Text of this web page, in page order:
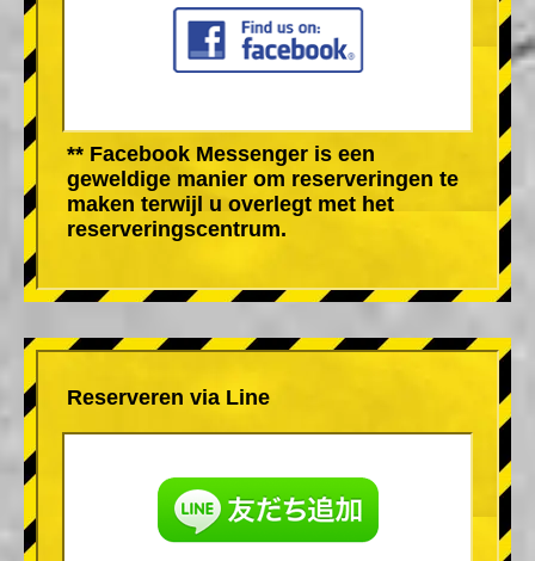
** Facebook Messenger is een
geweldige manier om reserveringen te
maken terwijl u overlegt met het
reserveringscentrum.
Reserveren via Line